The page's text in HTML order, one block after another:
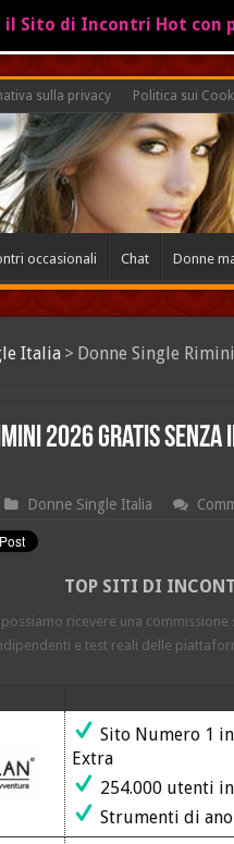
sulla privacy Politica sui
occasionali Chat Donne
Italia > Donne Single
2026 gratis
Donne Single Italia
TOP SITI DI
ricevere una commissione
e test reali delle
Sito Numero 1
Extra
254.000 utenti
Strumenti di
il Sito di Incontri Hot con